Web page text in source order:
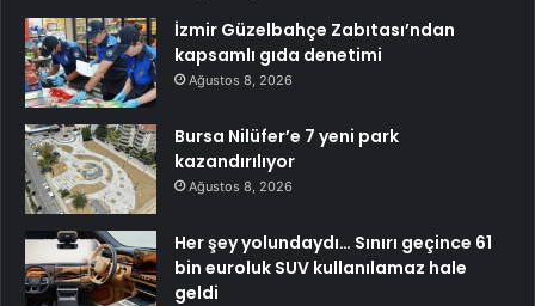
İzmir Güzelbahçe Zabıtası’ndan
kapsamlı gıda denetimi
Ağustos 8, 2026
Bursa Nilüfer’e 7 yeni park
kazandırılıyor
Ağustos 8, 2026
Her şey yolundaydı… Sınırı geçince 61
bin euroluk SUV kullanılamaz hale
geldi